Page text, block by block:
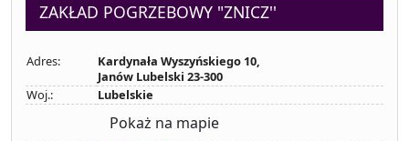
ZAKŁAD POGRZEBOWY "ZNICZ''
Adres:
Kardynała Wyszyńskiego 10,
Janów Lubelski 23-300
Woj.:
Lubelskie
Pokaż na mapie